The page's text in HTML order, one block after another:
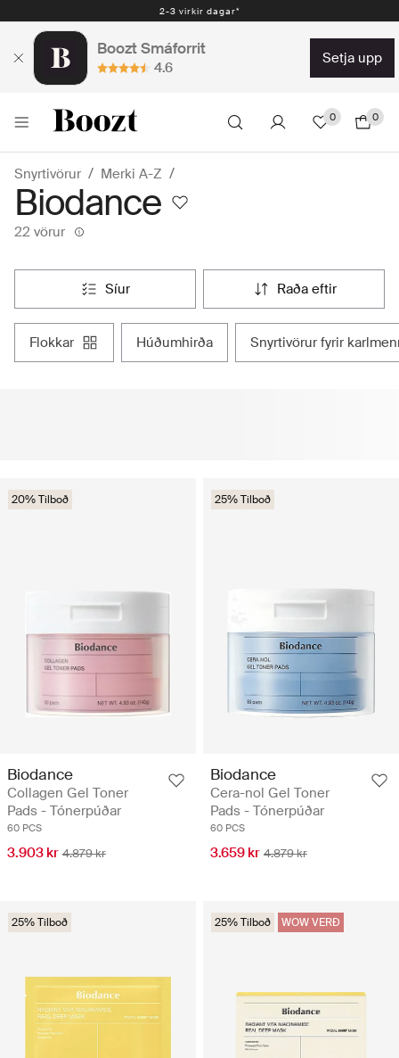
2-3 virkir dagar*
Boozt Smáforrit
4.6
setja upp
0 0
Snyrtivörur Merki A-Z
Biodance
22 vörur
síur raða eftir
flokkar húðumhirða snyrtivörur fyrir
20% Tilboð
Biodance
Collagen Gel Toner
Pads - Tónerpúðar
60 PCS
3.903 kr 4.879 kr
25% Tilboð
Biodance
Cera-nol Gel Toner
Pads - Tónerpúðar
60 PCS
3.659 kr 4.879 kr
25% Tilboð 25% Tilboð WOW VERÐ